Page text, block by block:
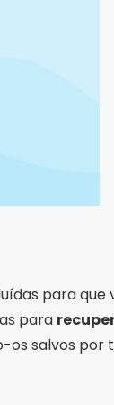
para que
para
os salvos por